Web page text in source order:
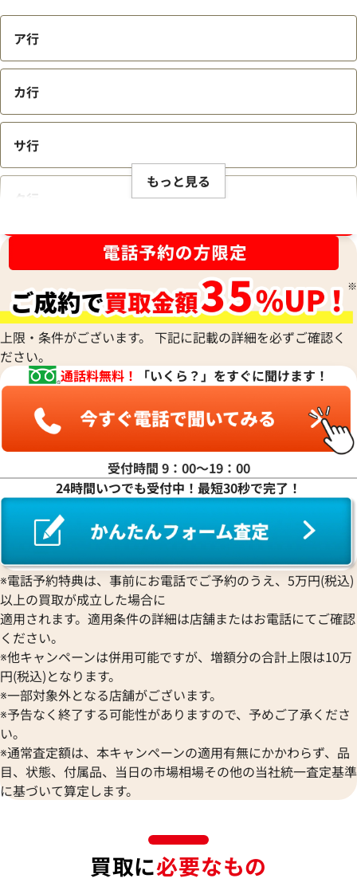
ア行
カ行
サ行
タ行
ハ行
マ行
ヤ行
ワ行
もっと見る
上限・条件がございます。 下記に記載の詳細を必ずご確認く
ださい。
通話料無料！
「いくら？」をすぐに聞けます！
受付時間 9：00〜19：00
24時間いつでも受付中！最短30秒で完了！
※電話予約特典は、事前にお電話でご予約のうえ、5万円(税込)
以上の買取が成立した場合に
適用されます。適用条件の詳細は店舗またはお電話にてご確認
ください。
※他キャンペーンは併用可能ですが、増額分の合計上限は10万
円(税込)となります。
※一部対象外となる店舗がございます。
※予告なく終了する可能性がありますので、予めご了承くださ
い。
※通常査定額は、本キャンペーンの適用有無にかかわらず、品
目、状態、付属品、当日の市場相場その他の当社統一査定基準
に基づいて算定します。
買取に必要なもの